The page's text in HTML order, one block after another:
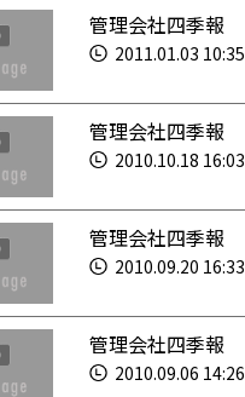
管理会社四季報
2011.01.03 10:35
管理会社四季報
2010.10.18 16:03
管理会社四季報
2010.09.20 16:33
管理会社四季報
2010.09.06 14:26